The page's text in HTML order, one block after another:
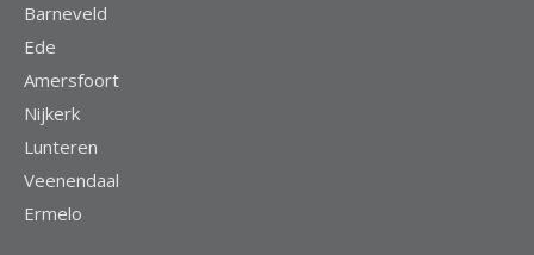
Barneveld
Ede
Amersfoort
Nijkerk
Lunteren
Veenendaal
Ermelo